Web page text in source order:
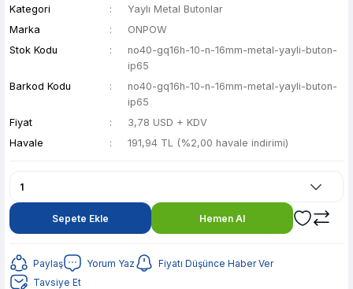
Kategori
Yaylı Metal Butonlar
Marka
ONPOW
Stok Kodu
no40-gq16h-10-n-16mm-metal-yayli-buton-
ip65
Barkod Kodu
no40-gq16h-10-n-16mm-metal-yayli-buton-
ip65
Fiyat
3,78 USD + KDV
Havale
191,94 TL (%2,00 havale indirimi)
Sepete Ekle Hemen Al
Paylaş Yorum Yaz
Fiyatı Düşünce Haber Ver
Tavsiye Et